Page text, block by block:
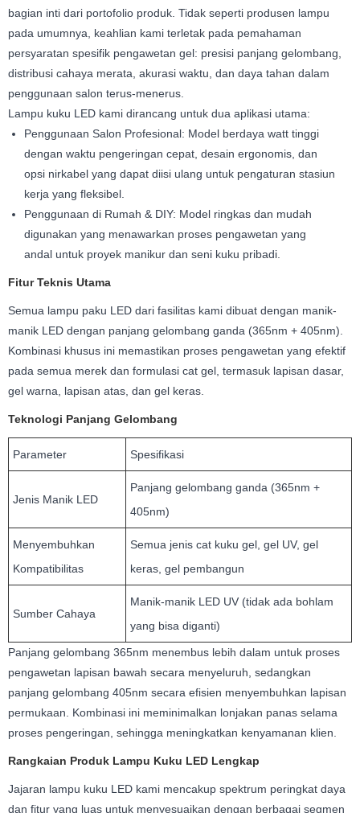
bagian inti dari portofolio produk. Tidak seperti produsen lampu
pada umumnya, keahlian kami terletak pada pemahaman
persyaratan spesifik pengawetan gel: presisi panjang gelombang,
distribusi cahaya merata, akurasi waktu, dan daya tahan dalam
penggunaan salon terus-menerus.
Lampu kuku LED kami dirancang untuk dua aplikasi utama:
Penggunaan Salon Profesional: Model berdaya watt tinggi
dengan waktu pengeringan cepat, desain ergonomis, dan
opsi nirkabel yang dapat diisi ulang untuk pengaturan stasiun
kerja yang fleksibel.
Penggunaan di Rumah & DIY: Model ringkas dan mudah
digunakan yang menawarkan proses pengawetan yang
andal untuk proyek manikur dan seni kuku pribadi.
Fitur Teknis Utama
Semua lampu paku LED dari fasilitas kami dibuat dengan manik-
manik LED dengan panjang gelombang ganda (365nm + 405nm).
Kombinasi khusus ini memastikan proses pengawetan yang efektif
pada semua merek dan formulasi cat gel, termasuk lapisan dasar,
gel warna, lapisan atas, dan gel keras.
Teknologi Panjang Gelombang
Parameter Spesifikasi
Jenis Manik LED
Panjang gelombang ganda (365nm +
405nm)
Menyembuhkan
Kompatibilitas
Semua jenis cat kuku gel, gel UV, gel
keras, gel pembangun
Sumber Cahaya
Manik-manik LED UV (tidak ada bohlam
yang bisa diganti)
Panjang gelombang 365nm menembus lebih dalam untuk proses
pengawetan lapisan bawah secara menyeluruh, sedangkan
panjang gelombang 405nm secara efisien menyembuhkan lapisan
permukaan. Kombinasi ini meminimalkan lonjakan panas selama
proses pengeringan, sehingga meningkatkan kenyamanan klien.
Rangkaian Produk Lampu Kuku LED Lengkap
Jajaran lampu kuku LED kami mencakup spektrum peringkat daya
dan fitur yang luas untuk menyesuaikan dengan berbagai segmen